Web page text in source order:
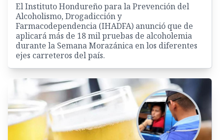
El Instituto Hondureño para la Prevención del
Alcoholismo, Drogadicción y
Farmacodependencia (IHADFA) anunció que de
aplicará más de 18 mil pruebas de alcoholemia
durante la Semana Morazánica en los diferentes
ejes carreteros del país.